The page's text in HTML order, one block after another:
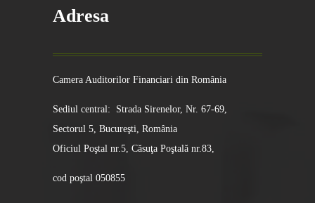
Adresa
Camera Auditorilor Financiari din România
Sediul central: Strada Sirenelor, Nr. 67-69,
Sectorul 5, Bucureşti, România
Oficiul Poştal nr.5, Căsuţa Poştală nr.83,
cod poştal 050855